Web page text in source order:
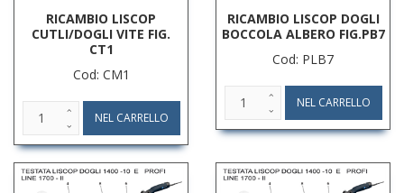
RICAMBIO LISCOP
CUTLI/DOGLI VITE FIG.
CT1
Cod: CM1
RICAMBIO LISCOP DOGLI
BOCCOLA ALBERO FIG.PB7
Cod: PLB7